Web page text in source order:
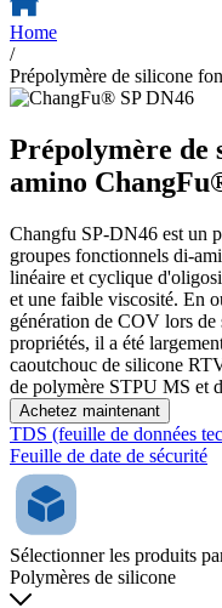
Home
/
Prépolymère de silicone
Prépolymère de
amino
Changfu SP-DN46 est un
groupes fonctionnels di-
linéaire et cyclique
et une faible viscosité. En
génération de COV lors de
propriétés, il a été
caoutchouc de silicone
de polymère STPU MS et
Achetez maintenant
TDS (feuille de données
Feuille de date de sécurité
Sélectionner les produits
Polymères de silicone